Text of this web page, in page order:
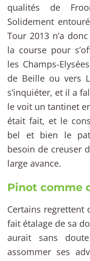
qualités de
Solidement
Tour 2013 n’a
la course pour
les Champs-
de Beille ou vers
s’inquiéter, et il a
le voit un tantinet
était fait, et le
bel et bien le
besoin de creuser
large avance.
Pinot comme
Certains regrettent
fait étalage de sa
aurait sans
assommer ses